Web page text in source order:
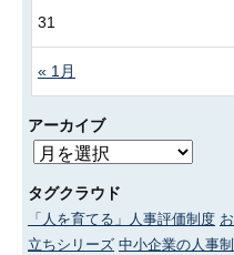
« 1月
31
アーカイブ
タグクラウド
「人を育てる」人事評価制度
立ちシリーズ 中小企業の人事制